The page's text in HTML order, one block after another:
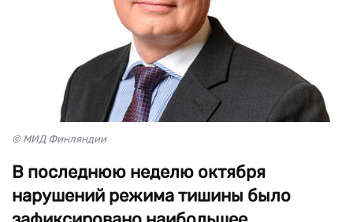
© МИД Финляндии
В последнюю неделю октября
нарушений режима тишины было